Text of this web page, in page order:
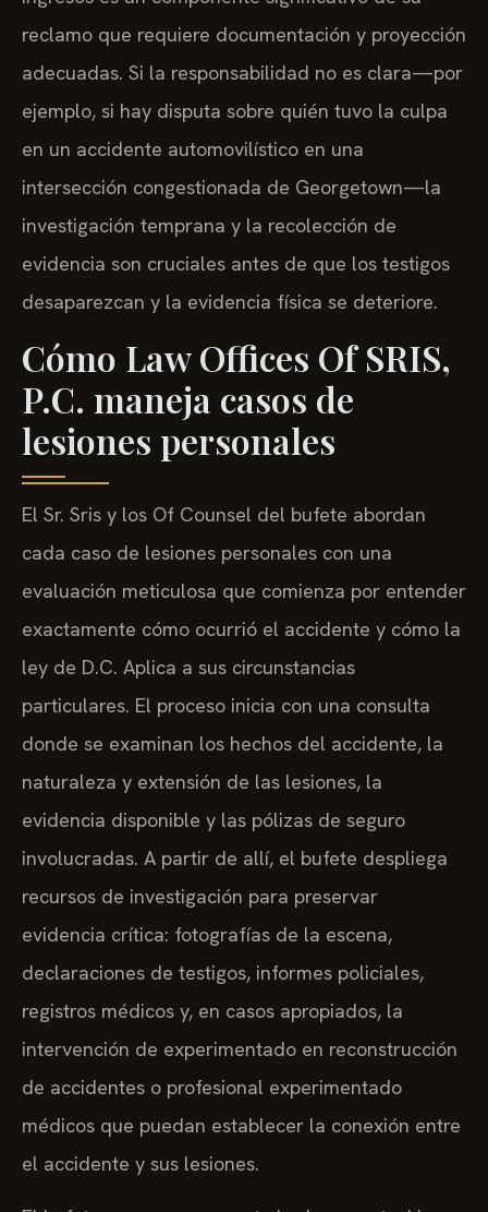
reclamo que requiere documentación y proyección
adecuadas. Si la responsabilidad no es clara—por
ejemplo, si hay disputa sobre quién tuvo la culpa
en un accidente automovilístico en una
intersección congestionada de Georgetown—la
investigación temprana y la recolección de
evidencia son cruciales antes de que los testigos
desaparezcan y la evidencia física se deteriore.
Cómo Law Offices Of SRIS,
P.C. maneja casos de
lesiones personales
El Sr. Sris y los Of Counsel del bufete abordan
cada caso de lesiones personales con una
evaluación meticulosa que comienza por entender
exactamente cómo ocurrió el accidente y cómo la
ley de D.C. Aplica a sus circunstancias
particulares. El proceso inicia con una consulta
donde se examinan los hechos del accidente, la
naturaleza y extensión de las lesiones, la
evidencia disponible y las pólizas de seguro
involucradas. A partir de allí, el bufete despliega
recursos de investigación para preservar
evidencia crítica: fotografías de la escena,
declaraciones de testigos, informes policiales,
registros médicos y, en casos apropiados, la
intervención de experimentado en reconstrucción
de accidentes o profesional experimentado
médicos que puedan establecer la conexión entre
el accidente y sus lesiones.